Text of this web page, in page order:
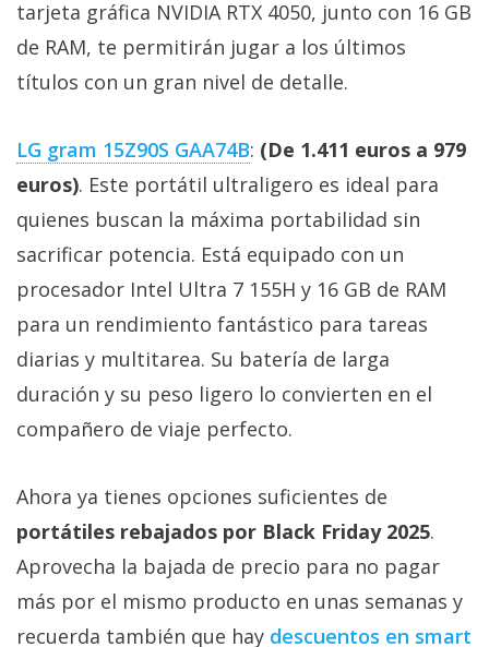
tarjeta gráfica NVIDIA RTX 4050, junto con 16 GB
de RAM, te permitirán jugar a los últimos
títulos con un gran nivel de detalle.
LG gram 15Z90S GAA74B: (De 1.411 euros a 979
euros). Este portátil ultraligero es ideal para
quienes buscan la máxima portabilidad sin
sacrificar potencia. Está equipado con un
procesador Intel Ultra 7 155H y 16 GB de RAM
para un rendimiento fantástico para tareas
diarias y multitarea. Su batería de larga
duración y su peso ligero lo convierten en el
compañero de viaje perfecto.
Ahora ya tienes opciones suficientes de
portátiles rebajados por Black Friday 2025.
Aprovecha la bajada de precio para no pagar
más por el mismo producto en unas semanas y
recuerda también que hay descuentos en smart